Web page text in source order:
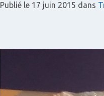
Publié le 17 juin 2015 dans